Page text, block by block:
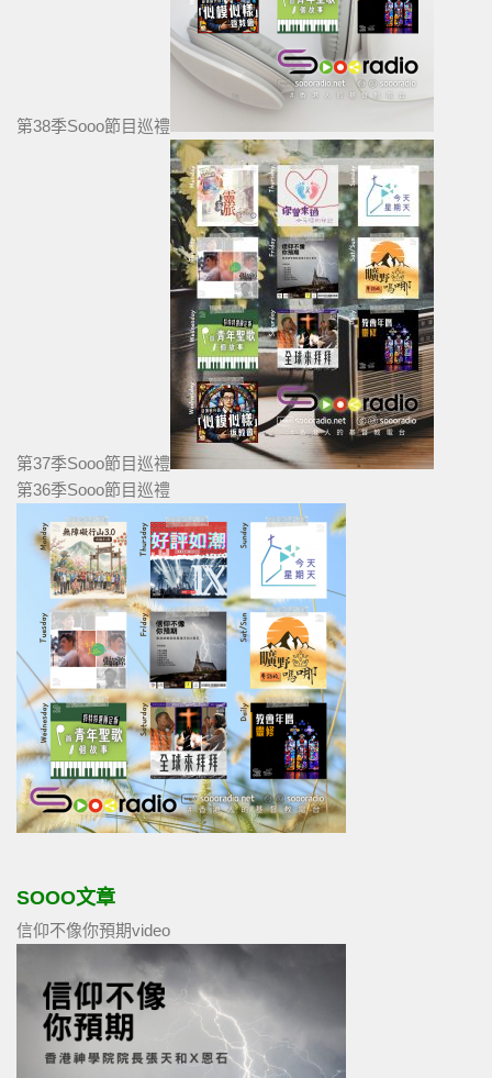
第38季Sooo節目巡禮
第37季Sooo節目巡禮
第36季Sooo節目巡禮
SOOO文章
信仰不像你預期video